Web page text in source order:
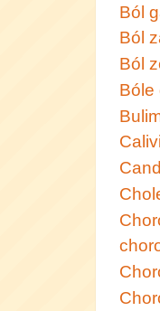
Ból
Ból
Ból
Bóle